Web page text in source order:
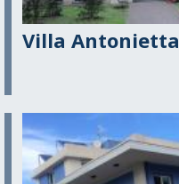
Villa Antonietta